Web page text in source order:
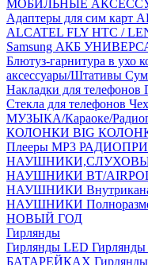
МОБИЛЬНЫЕ
Адаптеры для сим карт
ALCATEL FLY HTC /
Samsung АКБ
Блютуз-гарнитура в ухо
аксессуары/Штативы
Накладки для телефонов
Стекла для телефонов
МУЗЫКА/Караоке/
КОЛОНКИ BIG
Плееры MP3
НАУШНИКИ BT/
НАУШНИКИ
НАУШНИКИ
НОВЫЙ ГОД
Гирлянды
Гирлянды LED
БАТАРЕЙКАХ